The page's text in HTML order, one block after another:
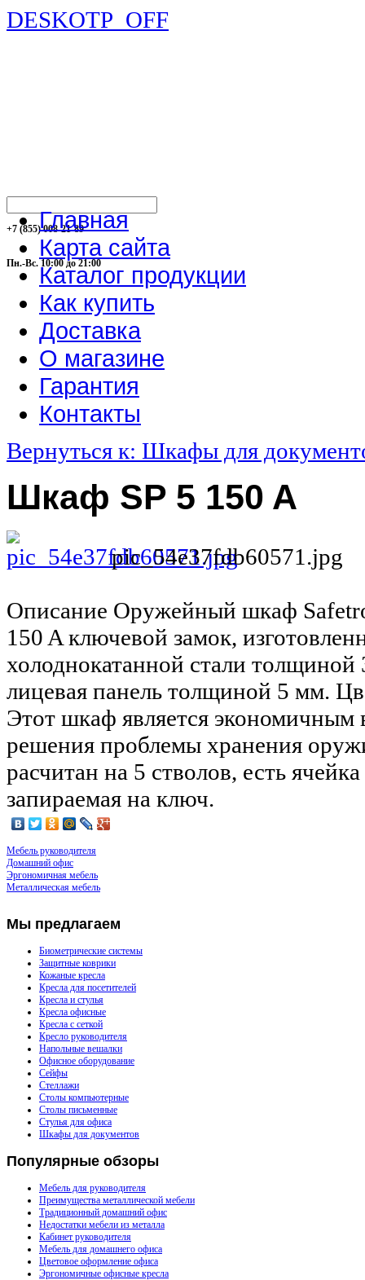
DESKOTP_OFF
+7 (855) 008-21-89
Пн.-Вс. 10:00 до 21:00
Главная
Карта сайта
Каталог продукции
Как купить
Доставка
О магазине
Гарантия
Контакты
Вернуться к: Шкафы для
Шкаф SP 5 150 A
pic_54e37fdb60571.jpg
Описание Оружейный шкаф
150 A ключевой замок,
холоднокатанной стали толщиной
лицевая панель толщиной 5 мм.
Этот шкаф является экономичным
решения проблемы хранения
расчитан на 5 стволов, есть ячейка
запираемая на ключ.
Мебель руководителя
Домашний офис
Эргономичная мебель
Металлическая мебель
Мы предлагаем
Биометрические системы
Защитные коврики
Кожаные кресла
Кресла для посетителей
Кресла и стулья
Кресла офисные
Кресла с сеткой
Кресло руководителя
Напольные вешалки
Офисное оборудование
Сейфы
Стеллажи
Столы компьютерные
Столы письменные
Стулья для офиса
Шкафы для документов
Популярные обзоры
Мебель для руководителя
Преимущества металлической мебели
Традиционный домашний офис
Недостатки мебели из металла
Кабинет руководителя
Мебель для домашнего офиса
Цветовое оформление офиса
Эргономичные офисные кресла